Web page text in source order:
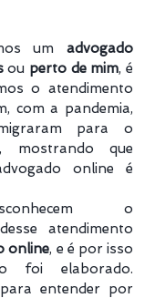
um advogado
ou perto de mim, é
o atendimento
com a pandemia,
para o
mostrando que
online é
o
atendimento
online, e é por isso
foi elaborado.
entender por